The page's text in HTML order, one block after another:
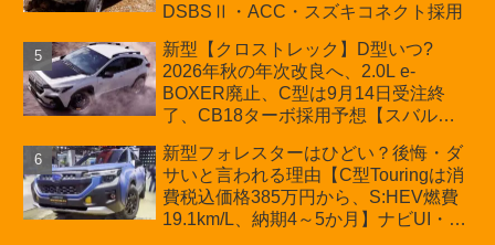
DSBSⅡ・ACC・スズキコネクト採用
新型【クロストレック】D型いつ?
2026年秋の年次改良へ、2.0L e-
BOXER廃止、C型は9月14日受注終
了、CB18ターボ採用予想【スバル最
新型フォレスターはひどい？後悔・ダ
サいと言われる理由【C型Touringは消
費税込価格385万円から、S:HEV燃費
19.1km/L、納期4～5か月】ナビUI・冬